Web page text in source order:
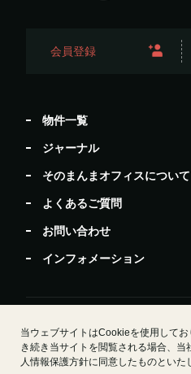
当ウェブサイトはCookieを使用してお
き続き当サイトを閲覧される場合、当
人情報保護方針に同意したものといた
会員登録
物件一覧
ジャーナル
そのまんまオフィスについて
よくあるご質問
お問い合わせ
インフォメーション
居抜きで退去したい方 ビルオーナー
運営会社情報 会員規約 個